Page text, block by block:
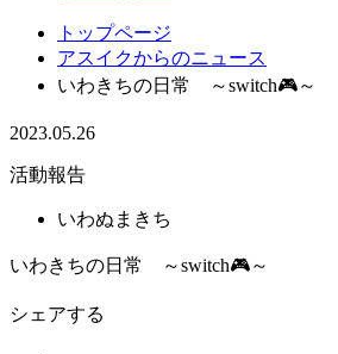
トップページ
アスイクからのニュース
いわきちの日常 ～switch🎮～
2023.05.26
活動報告
いわぬまきち
いわきちの日常 ～switch🎮～
シェアする